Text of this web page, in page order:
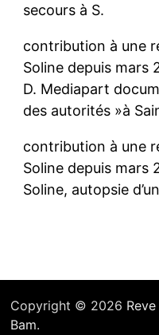
secours à S.
contribution à une
Soline depuis mars
D. Mediapart
des autorités »à
contribution à une
Soline depuis mars
Soline, autopsie
Copyright © 2026
Bam.